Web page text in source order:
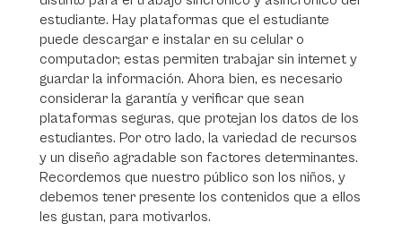
estudiante. Hay plataformas que el estudiante
puede descargar e instalar en su celular o
computador; estas permiten trabajar sin internet y
guardar la información. Ahora bien, es necesario
considerar la garantía y verificar que sean
plataformas seguras, que protejan los datos de los
estudiantes. Por otro lado, la variedad de recursos
y un diseño agradable son factores determinantes.
Recordemos que nuestro público son los niños, y
debemos tener presente los contenidos que a ellos
les gustan, para motivarlos.